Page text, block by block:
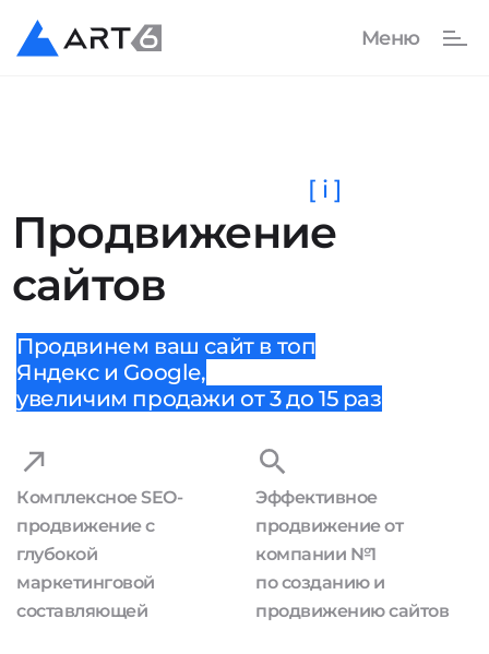
Продвижение
сайтов
[ i ]
Продвинем ваш сайт в топ
Яндекс и Google,
увеличим продажи от 3 до 15 раз
Комплексное SEO-
продвижение с
глубокой
маркетинговой
составляющей
Эффективное
продвижение от
компании №1
по созданию и
продвижению сайтов